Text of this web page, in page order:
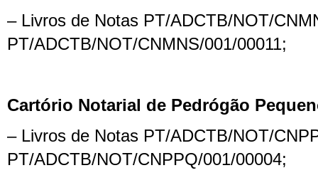
– Livros de Notas PT/ADCTB/NOT/
PT/ADCTB/NOT/CNMNS/001/00011;
Cartório Notarial de Pedrógão
– Livros de Notas PT/ADCTB/NOT/
PT/ADCTB/NOT/CNPPQ/001/00004;